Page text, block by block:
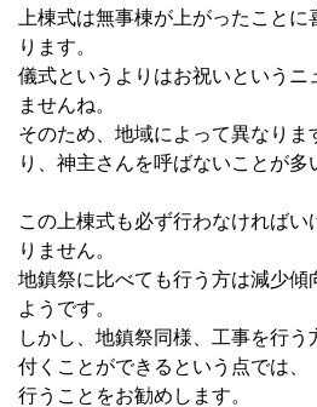
上棟式は無事棟が上がったこと
ります。
儀式というよりはお祝いというニ
ませんね。
そのため、地域によって異なりま
り、神主さんを呼ばないことが多
この上棟式も必ず行わなければ
りません。
地鎮祭に比べても行う方は減少傾
ようです。
しかし、地鎮祭同様、工事を行
付くことができるという点では、
行うことをお勧めします。